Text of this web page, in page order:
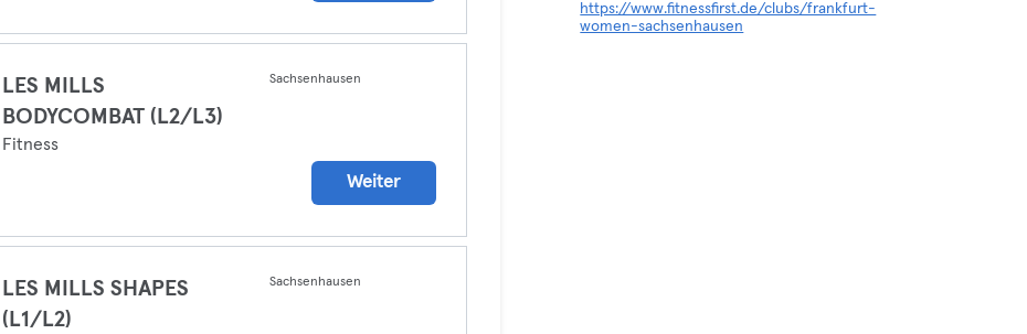
LES MILLS
BODYCOMBAT (L2/L3)
Fitness
Sachsenhausen
Weiter
LES MILLS SHAPES
(L1/L2)
Sachsenhausen
https://www.fitnessfirst.de/clubs/frankfurt-
women-sachsenhausen